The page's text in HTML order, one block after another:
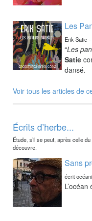
Les
Erik Satie -
“Les
Satie
dansé.
Voir tous les articles de
Écrits d’herbe...
Étude, s’il se peut, après celle
découvre.
Sans
écrit